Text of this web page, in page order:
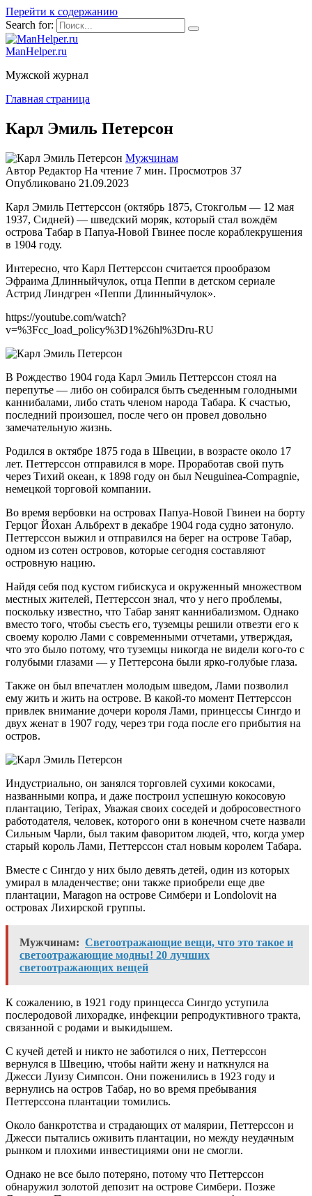
Перейти к содержанию
Search for:
ManHelper.ru
Мужской журнал
Главная страница
Карл Эмиль Петерсон
Мужчинам
Автор Редактор На чтение 7 мин. Просмотров 37
Опубликовано 21.09.2023
Карл Эмиль Петтерссон (октябрь 1875, Стокгольм — 12 мая
1937, Сидней) — шведский моряк, который стал вождём
острова Табар в Папуа-Новой Гвинее после кораблекрушения
в 1904 году.
Интересно, что Карл Петтерссон считается прообразом
Эфраима Длинныйчулок, отца Пеппи в детском сериале
Астрид Линдгрен «Пеппи Длинныйчулок».
https://youtube.com/watch?
v=%3Fcc_load_policy%3D1%26hl%3Dru-RU
В Рождество 1904 года Карл Эмиль Петтерссон стоял на
перепутье — либо он собирался быть съеденным голодными
каннибалами, либо стать членом народа Табара. К счастью,
последний произошел, после чего он провел довольно
замечательную жизнь.
Родился в октябре 1875 года в Швеции, в возрасте около 17
лет. Петтерссон отправился в море. Проработав свой путь
через Тихий океан, к 1898 году он был Neuguinea-Compagnie,
немецкой торговой компании.
Во время вербовки на островах Папуа-Новой Гвинеи на борту
Герцог Йохан Альбрехт в декабре 1904 года судно затонуло.
Петтерссон выжил и отправился на берег на острове Табар,
одном из сотен островов, которые сегодня составляют
островную нацию.
Найдя себя под кустом гибискуса и окруженный множеством
местных жителей, Петтерссон знал, что у него проблемы,
поскольку известно, что Табар занят каннибализмом. Однако
вместо того, чтобы съесть его, туземцы решили отвезти его к
своему королю Лами с современными отчетами, утверждая,
что это было потому, что туземцы никогда не видели кого-то с
голубыми глазами — у Петтерсона были ярко-голубые глаза.
Также он был впечатлен молодым шведом, Лами позволил
ему жить и жить на острове. В какой-то момент Петтерссон
привлек внимание дочери короля Лами, принцессы Сингдо и
двух женат в 1907 году, через три года после его прибытия на
остров.
Индустриально, он занялся торговлей сухими кокосами,
названными копра, и даже построил успешную кокосовую
плантацию, Teripax, Уважая своих соседей и добросовестного
работодателя, человек, которого они в конечном счете назвали
Сильным Чарли, был таким фаворитом людей, что, когда умер
старый король Лами, Петтерссон стал новым королем Табара.
Вместе с Сингдо у них было девять детей, один из которых
умирал в младенчестве; они также приобрели еще две
плантации, Maragon на острове Симбери и Londolovit на
островах Лихирской группы.
Мужчинам: Светоотражающие вещи, что это такое и
светоотражающие модны! 20 лучших
светоотражающих вещей
К сожалению, в 1921 году принцесса Сингдо уступила
послеродовой лихорадке, инфекции репродуктивного тракта,
связанной с родами и выкидышем.
С кучей детей и никто не заботился о них, Петтерссон
вернулся в Швецию, чтобы найти жену и наткнулся на
Джесси Луизу Симпсон. Они поженились в 1923 году и
вернулись на остров Табар, но во время пребывания
Петтерссона плантации томились.
Около банкротства и страдающих от малярии, Петтерссон и
Джесси пытались оживить плантации, но между неудачным
рынком и плохими инвестициями они не смогли.
Однако не все было потеряно, потому что Петтерссон
обнаружил золотой депозит на острове Симбери. Позже